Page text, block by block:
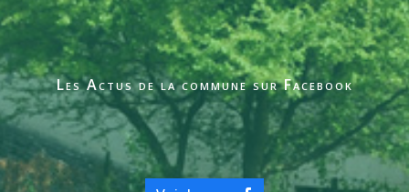
Les Actus de la commune sur Facebook